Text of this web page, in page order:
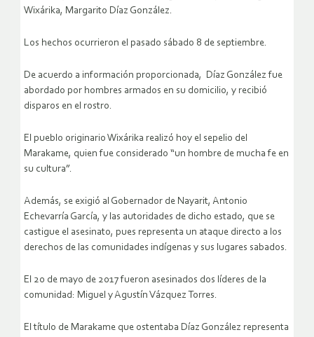
Wixárika, Margarito Díaz González.
Los hechos ocurrieron el pasado sábado 8 de septiembre.
De acuerdo a información proporcionada, Díaz González fue
abordado por hombres armados en su domicilio, y recibió
disparos en el rostro.
El pueblo originario Wixárika realizó hoy el sepelio del
Marakame, quien fue considerado “un hombre de mucha fe en
su cultura”.
Además, se exigió al Gobernador de Nayarit, Antonio
Echevarría García, y las autoridades de dicho estado, que se
castigue el asesinato, pues representa un ataque directo a los
derechos de las comunidades indígenas y sus lugares sabados.
El 20 de mayo de 2017 fueron asesinados dos líderes de la
comunidad: Miguel y Agustín Vázquez Torres.
El título de Marakame que ostentaba Díaz González representa